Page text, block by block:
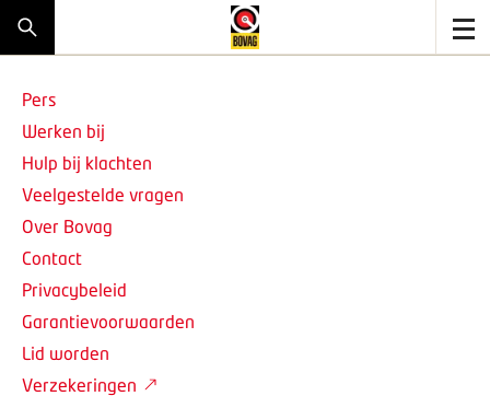
Pers
Werken bij
Hulp bij klachten
Veelgestelde vragen
Over Bovag
Contact
Privacybeleid
Garantievoorwaarden
Lid worden
Verzekeringen